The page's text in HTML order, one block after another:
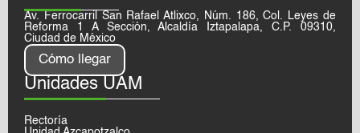
Av. Ferrocarril San Rafael Atlixco, Núm. 186, Col. Leyes de
Reforma 1 A Sección, Alcaldía Iztapalapa, C.P. 09310,
Ciudad de México
Cómo llegar
Unidades UAM
Rectoría